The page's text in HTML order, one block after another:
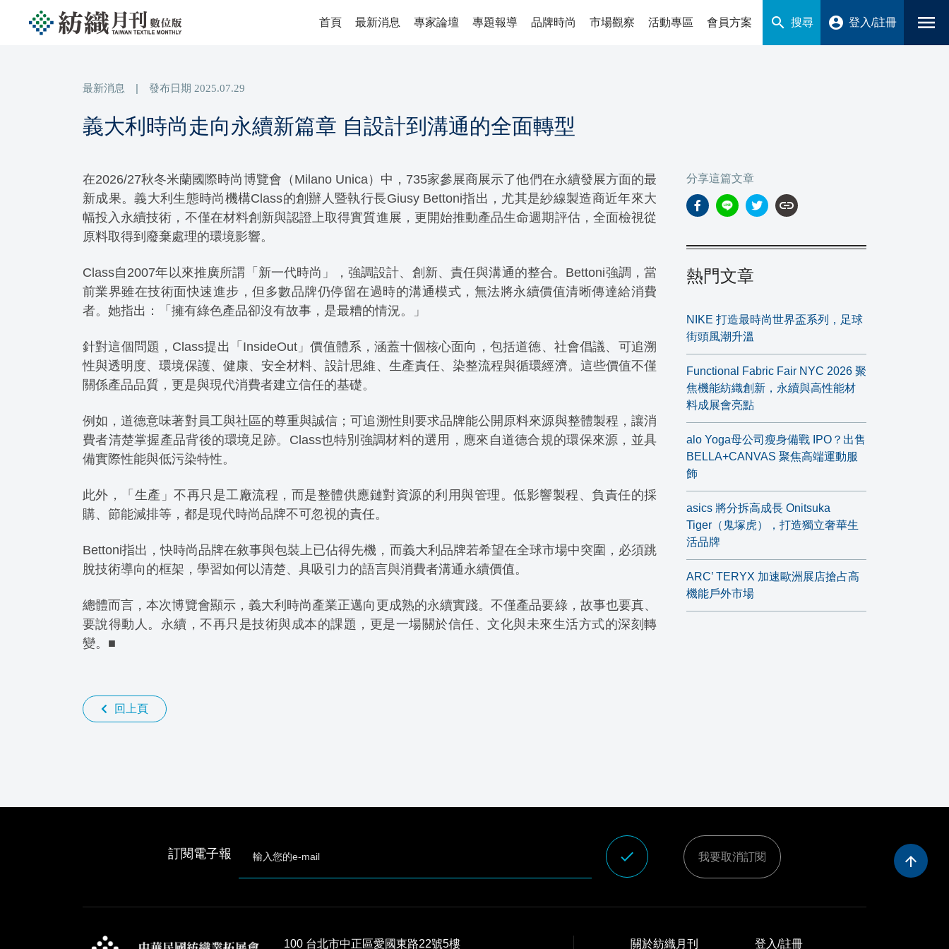
首頁 最新消息 專家論壇 專題報導 品牌時尚 市場觀察 活動專區 會員方案 search 搜尋 account_circle 登入/註冊 menu
最新消息 | 發布日期 2025.07.29
義大利時尚走向永續新篇章 自設計到溝通的全面轉型
在2026/27秋冬米蘭國際時尚博覽會（Milano Unica）中，735家參展商展示了他們在永續發展方面的最
新成果。義大利生態時尚機構Class的創辦人暨執行長Giusy Bettoni指出，尤其是紗線製造商近年來大
幅投入永續技術，不僅在材料創新與認證上取得實質進展，更開始推動產品生命週期評估，全面檢視從
原料取得到廢棄處理的環境影響。
Class自2007年以來推廣所謂「新一代時尚」，強調設計、創新、責任與溝通的整合。Bettoni強調，當
前業界雖在技術面快速進步，但多數品牌仍停留在過時的溝通模式，無法將永續價值清晰傳達給消費
者。她指出：「擁有綠色產品卻沒有故事，是最糟的情況。」
針對這個問題，Class提出「InsideOut」價值體系，涵蓋十個核心面向，包括道德、社會倡議、可追溯
性與透明度、環境保護、健康、安全材料、設計思維、生產責任、染整流程與循環經濟。這些價值不僅
關係產品品質，更是與現代消費者建立信任的基礎。
例如，道德意味著對員工與社區的尊重與誠信；可追溯性則要求品牌能公開原料來源與整體製程，讓消
費者清楚掌握產品背後的環境足跡。Class也特別強調材料的選用，應來自道德合規的環保來源，並具
備實際性能與低污染特性。
此外，「生產」不再只是工廠流程，而是整體供應鏈對資源的利用與管理。低影響製程、負責任的採
購、節能減排等，都是現代時尚品牌不可忽視的責任。
Bettoni指出，快時尚品牌在敘事與包裝上已佔得先機，而義大利品牌若希望在全球市場中突圍，必須跳
脫技術導向的框架，學習如何以清楚、具吸引力的語言與消費者溝通永續價值。
總體而言，本次博覽會顯示，義大利時尚產業正邁向更成熟的永續實踐。不僅產品要綠，故事也要真、
要說得動人。永續，不再只是技術與成本的課題，更是一場關於信任、文化與未來生活方式的深刻轉
變。■
分享這篇文章
link
熱門文章
NIKE 打造最時尚世界盃系列，足球
街頭風潮升溫
Functional Fabric Fair NYC 2026 聚
焦機能紡織創新，永續與高性能材
料成展會亮點
alo Yoga母公司瘦身備戰 IPO？出售
BELLA+CANVAS 聚焦高端運動服
飾
asics 將分拆高成長 Onitsuka
Tiger（鬼塚虎），打造獨立奢華生
活品牌
ARC’ TERYX 加速歐洲展店搶占高
機能戶外市場
回上頁
訂閱電子報 done 我要取消訂閱
100 台北市中正區愛國東路22號5樓 關於紡織月刊 登入/註冊
arrow_upward